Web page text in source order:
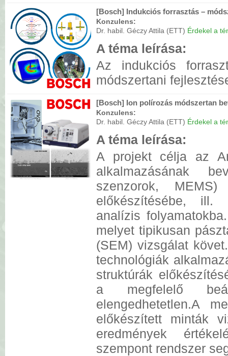
[Bosch] Indukciós forrasztás –
Konzulens:
Dr. habil. Géczy Attila (ETT) Érdekel a
A téma leírása:
Az indukciós
módszertani
[Bosch] Ion polírozás módszertan
Konzulens:
Dr. habil. Géczy Attila (ETT) Érdekel a
A téma leírása:
A projekt célja az
alkalmazásának
szenzorok, MEMS)
előkészítésébe, ill.
analízis
melyet tipikusan
(SEM) vizsgálat
technológiák
struktúrák
a megfelelő
elengedhetetlen.A
előkészített minták
eredmények
szempont rendszer